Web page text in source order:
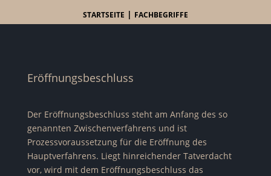
STARTSEITE | FACHBEGRIFFE
Eröffnungsbeschluss
Der Eröffnungsbeschluss steht am Anfang des so
genannten Zwischenverfahrens und ist
Prozessvoraussetzung für die Eröffnung des
Hauptverfahrens. Liegt hinreichender Tatverdacht
vor, wird mit dem Eröffnungsbeschluss das